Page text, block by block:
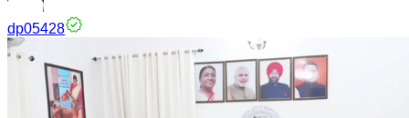
dp05428